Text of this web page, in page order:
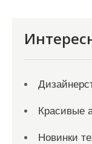
Красивые
Новинки